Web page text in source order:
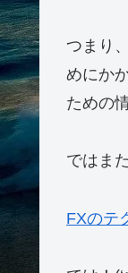
PPIは
りんご
おもち
PPIは、